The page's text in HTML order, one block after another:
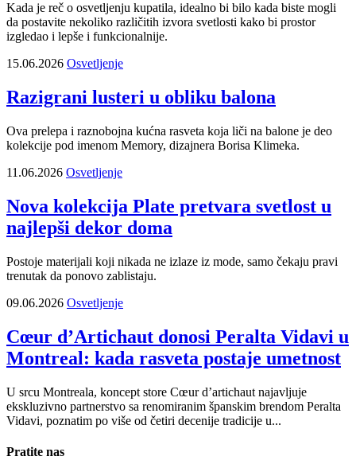
Kada je reč o osvetljenju kupatila, idealno bi bilo kada biste mogli
da postavite nekoliko različitih izvora svetlosti kako bi prostor
izgledao i lepše i funkcionalnije.
15.06.2026 Osvetljenje
Razigrani lusteri u obliku balona
Ova prelepa i raznobojna kućna rasveta koja liči na balone je deo
kolekcije pod imenom Memory, dizajnera Borisa Klimeka.
11.06.2026 Osvetljenje
Nova kolekcija Plate pretvara svetlost u
najlepši dekor doma
Postoje materijali koji nikada ne izlaze iz mode, samo čekaju pravi
trenutak da ponovo zablistaju.
09.06.2026 Osvetljenje
Cœur d’Artichaut donosi Peralta Vidavi u
Montreal: kada rasveta postaje umetnost
U srcu Montreala, koncept store Cœur d’artichaut najavljuje
ekskluzivno partnerstvo sa renomiranim španskim brendom Peralta
Vidavi, poznatim po više od četiri decenije tradicije u...
Pratite nas